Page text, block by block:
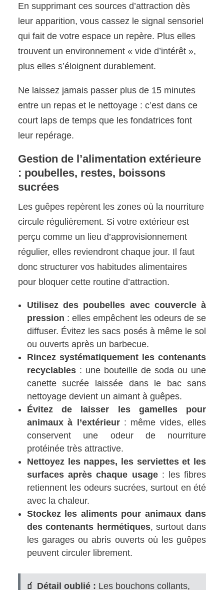
En supprimant ces sources d’attraction dès
leur apparition, vous cassez le signal sensoriel
qui fait de votre espace un repère. Plus elles
trouvent un environnement « vide d’intérêt »,
plus elles s’éloignent durablement.
Ne laissez jamais passer plus de 15 minutes
entre un repas et le nettoyage : c’est dans ce
court laps de temps que les fondatrices font
leur repérage.
Gestion de l’alimentation extérieure
: poubelles, restes, boissons
sucrées
Les guêpes repèrent les zones où la nourriture
circule régulièrement. Si votre extérieur est
perçu comme un lieu d’approvisionnement
régulier, elles reviendront chaque jour. Il faut
donc structurer vos habitudes alimentaires
pour bloquer cette routine d’attraction.
Utilisez des poubelles avec couvercle à
pression : elles empêchent les odeurs de se
diffuser. Évitez les sacs posés à même le sol
ou ouverts après un barbecue.
Rincez systématiquement les contenants
recyclables: une bouteille de soda ou une
canette sucrée laissée dans le bac sans
nettoyage devient un aimant à guêpes.
Évitez de laisser les gamelles pour
animaux à l’extérieur: même vides, elles
conservent une odeur de nourriture
protéinée très attractive.
Nettoyez les nappes, les serviettes et les
surfaces après chaque usage: les fibres
retiennent les odeurs sucrées, surtout en été
avec la chaleur.
Stockez les aliments pour animaux dans
des contenants hermétiques, surtout dans
les garages ou abris ouverts où les guêpes
peuvent circuler librement.
🧃 Détail oublié : Les bouchons collants,